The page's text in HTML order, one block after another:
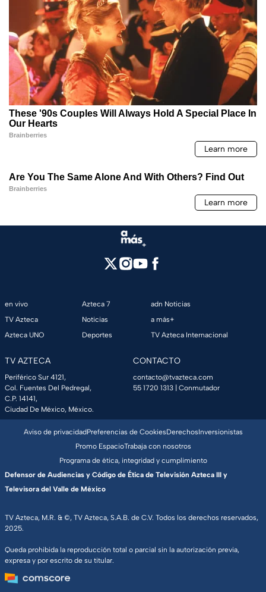
en vivo
TV Azteca
Azteca UNO
Azteca 7
Noticias
Deportes
adn Noticias
a más+
TV Azteca Internacional
TV AZTECA
Periférico Sur 4121,
Col. Fuentes Del Pedregal,
C.P. 14141,
Ciudad De México, México.
CONTACTO
contacto@tvazteca.com
55 1720 1313 | Conmutador
TV Azteca, M.R. & ©, TV Azteca, S.A.B. de C.V. Todos los derechos reservados,
2025.
Queda prohibida la reproducción total o parcial sin la autorización previa,
expresa y por escrito de su titular.
Aviso de privacidadPreferencias de CookiesDerechosInversionistas
Promo EspacioTrabaja con nosotros
Programa de ética, integridad y cumplimiento
Defensor de Audiencias y Código de Ética de Televisión Azteca III y
Televisora del Valle de México